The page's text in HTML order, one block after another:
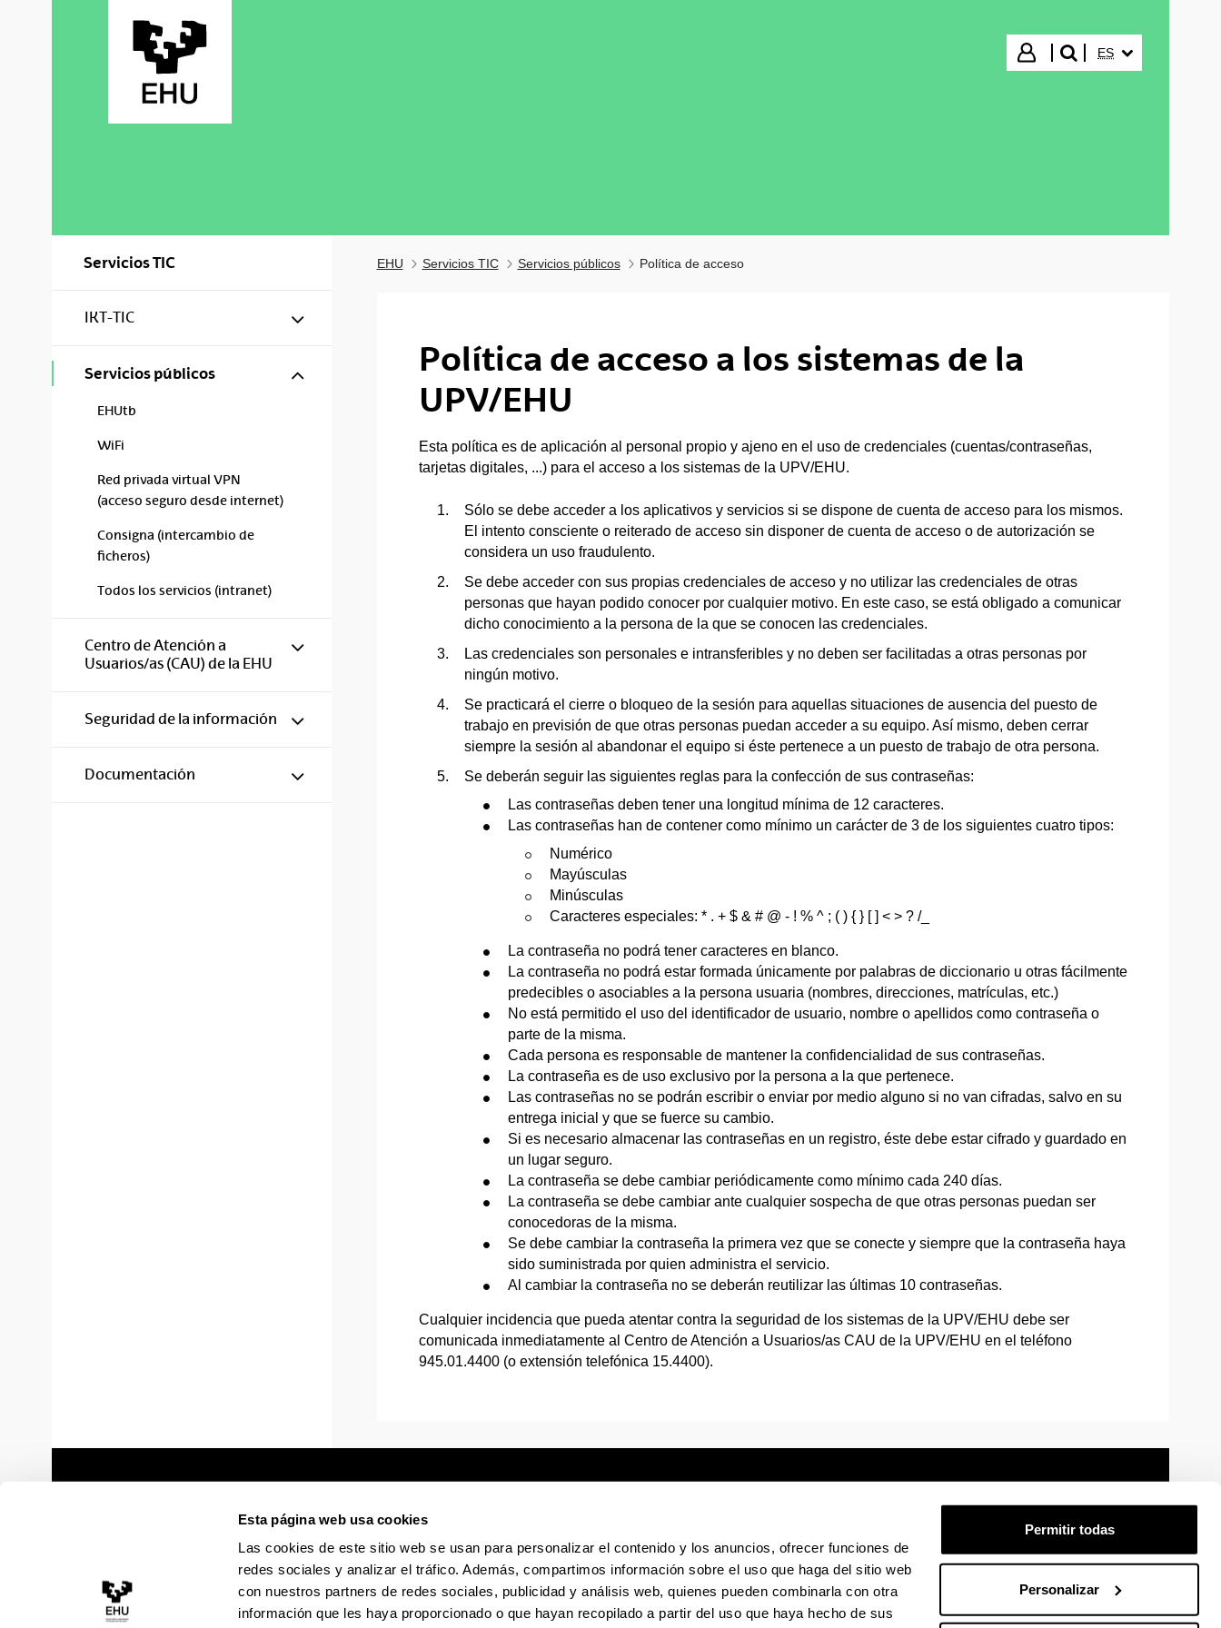
Esta página web usa cookies
Las cookies de este sitio web se usan para personalizar el contenido y los anuncios, ofrecer funciones de
redes sociales y analizar el tráfico. Además, compartimos información sobre el uso que haga del sitio web
con nuestros partners de redes sociales, publicidad y análisis web, quienes pueden combinarla con otra
información que les haya proporcionado o que hayan recopilado a partir del uso que haya hecho de sus
Permitir todas
Personalizar
Iniciar sesión
buscar"
ES
Servicios TIC
IKT-TIC Mostrar/ocultar subpáginas
Servicios públicos Mostrar/ocultar subpáginas
EHUtb
WiFi
Red privada virtual VPN
(acceso seguro desde internet)
Consigna (intercambio de
ficheros)
Todos los servicios (intranet)
Centro de Atención a
Usuarios/as (CAU) de la EHU
Mostrar/ocultar subpáginas
Seguridad de la información Mostrar/ocultar subpáginas
Documentación Mostrar/ocultar subpáginas
EHU Servicios TIC Servicios públicos Política de acceso
Política de acceso a los sistemas de la
UPV/EHU
Esta política es de aplicación al personal propio y ajeno en el uso de credenciales (cuentas/contraseñas,
tarjetas digitales, ...) para el acceso a los sistemas de la UPV/EHU.
Sólo se debe acceder a los aplicativos y servicios si se dispone de cuenta de acceso para los mismos.
El intento consciente o reiterado de acceso sin disponer de cuenta de acceso o de autorización se
considera un uso fraudulento.
Se debe acceder con sus propias credenciales de acceso y no utilizar las credenciales de otras
personas que hayan podido conocer por cualquier motivo. En este caso, se está obligado a comunicar
dicho conocimiento a la persona de la que se conocen las credenciales.
Las credenciales son personales e intransferibles y no deben ser facilitadas a otras personas por
ningún motivo.
Se practicará el cierre o bloqueo de la sesión para aquellas situaciones de ausencia del puesto de
trabajo en previsión de que otras personas puedan acceder a su equipo. Así mismo, deben cerrar
siempre la sesión al abandonar el equipo si éste pertenece a un puesto de trabajo de otra persona.
Se deberán seguir las siguientes reglas para la confección de sus contraseñas:
Las contraseñas deben tener una longitud mínima de 12 caracteres.
Las contraseñas han de contener como mínimo un carácter de 3 de los siguientes cuatro tipos:
Numérico
Mayúsculas
Minúsculas
Caracteres especiales: * . + $ & # @ - ! % ^ ; ( ) { } [ ] < > ? /_
La contraseña no podrá tener caracteres en blanco.
La contraseña no podrá estar formada únicamente por palabras de diccionario u otras fácilmente
predecibles o asociables a la persona usuaria (nombres, direcciones, matrículas, etc.)
No está permitido el uso del identificador de usuario, nombre o apellidos como contraseña o
parte de la misma.
Cada persona es responsable de mantener la confidencialidad de sus contraseñas.
La contraseña es de uso exclusivo por la persona a la que pertenece.
Las contraseñas no se podrán escribir o enviar por medio alguno si no van cifradas, salvo en su
entrega inicial y que se fuerce su cambio.
Si es necesario almacenar las contraseñas en un registro, éste debe estar cifrado y guardado en
un lugar seguro.
La contraseña se debe cambiar periódicamente como mínimo cada 240 días.
La contraseña se debe cambiar ante cualquier sospecha de que otras personas puedan ser
conocedoras de la misma.
Se debe cambiar la contraseña la primera vez que se conecte y siempre que la contraseña haya
sido suministrada por quien administra el servicio.
Al cambiar la contraseña no se deberán reutilizar las últimas 10 contraseñas.
Cualquier incidencia que pueda atentar contra la seguridad de los sistemas de la UPV/EHU debe ser
comunicada inmediatamente al Centro de Atención a Usuarios/as CAU de la UPV/EHU en el teléfono
945.01.4400 (o extensión telefónica 15.4400).
Sede electrónica Accesibilidad Información legal Mapa Ayuda Contacto
La EHU en TiktokLa EHU en BlueskyLa EHU en FacebookLa EHU en LinkedinLa EHU en InstagramLa EHU en YoutubeLa EHU en VimeoLa EHU en Flickr